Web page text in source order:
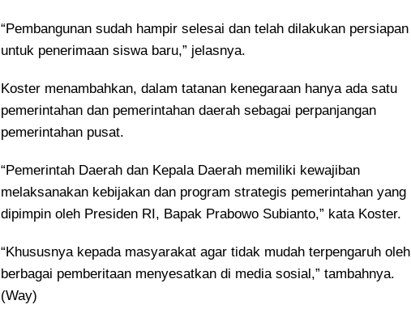
“Pembangunan sudah hampir selesai dan telah dilakukan persiapan
untuk penerimaan siswa baru,” jelasnya.
Koster menambahkan, dalam tatanan kenegaraan hanya ada satu
pemerintahan dan pemerintahan daerah sebagai perpanjangan
pemerintahan pusat.
“Pemerintah Daerah dan Kepala Daerah memiliki kewajiban
melaksanakan kebijakan dan program strategis pemerintahan yang
dipimpin oleh Presiden RI, Bapak Prabowo Subianto,” kata Koster.
“Khususnya kepada masyarakat agar tidak mudah terpengaruh oleh
berbagai pemberitaan menyesatkan di media sosial,” tambahnya.
(Way)